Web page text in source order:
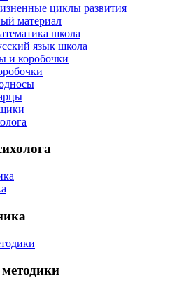
циклы развития
материал
школа
язык школа
и коробочки